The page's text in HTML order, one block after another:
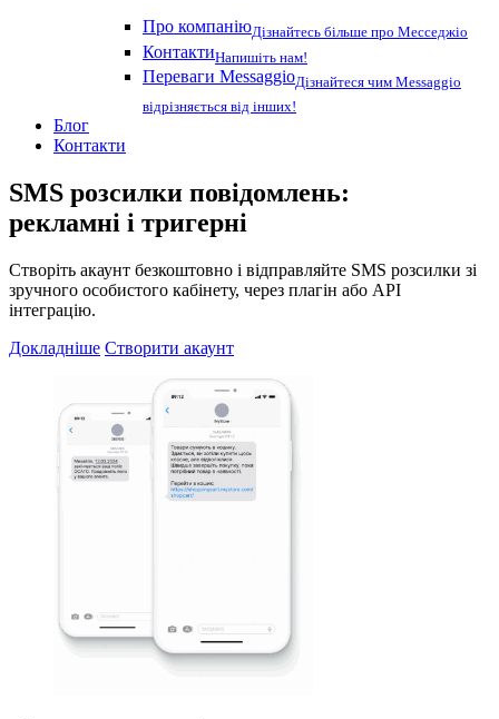
Про компаніюДізнайтесь більше про Месседжіо
КонтактиНапишіть нам!
Переваги MessaggioДізнайтеся чим Messaggio
відрізняється від інших!
Блог
Контакти
SMS розсилки повідомлень:
рекламні і тригерні
Створіть акаунт безкоштовно і відправляйте SMS розсилки зі
зручного особистого кабінету, через плагін або API
інтеграцію.
Докладніше Створити акаунт